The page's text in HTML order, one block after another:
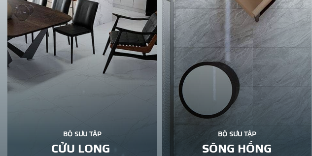
BỘ SƯU TẬP
CỬU LONG
BỘ SƯU TẬP
SÔNG HỒNG